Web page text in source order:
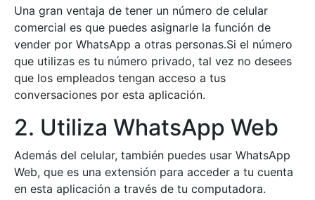
Una gran ventaja de tener un número de celular
comercial es que puedes asignarle la función de
vender por WhatsApp a otras personas.Si el número
que utilizas es tu número privado, tal vez no desees
que los empleados tengan acceso a tus
conversaciones por esta aplicación.
2. Utiliza WhatsApp Web
Además del celular, también puedes usar WhatsApp
Web, que es una extensión para acceder a tu cuenta
en esta aplicación a través de tu computadora.